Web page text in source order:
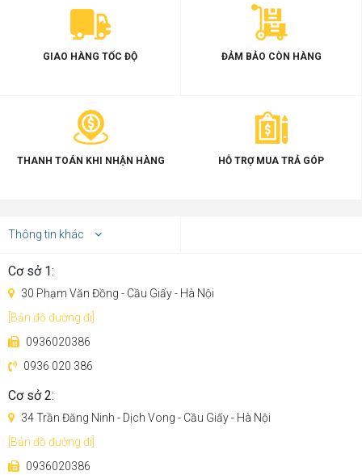
GIAO HÀNG TỐC ĐỘ ĐẢM BẢO CÒN HÀNG
THANH TOÁN KHI NHẬN HÀNG HỖ TRỢ MUA TRẢ GÓP
Thông tin khác
Cơ sở 1:
30 Phạm Văn Đồng - Cầu Giấy - Hà Nội
[Bản đồ đường đi]
0936020386
0936 020 386
Cơ sở 2:
34 Trần Đăng Ninh - Dịch Vong - Cầu Giấy - Hà Nội
[Bản đồ đường đi]
0936020386